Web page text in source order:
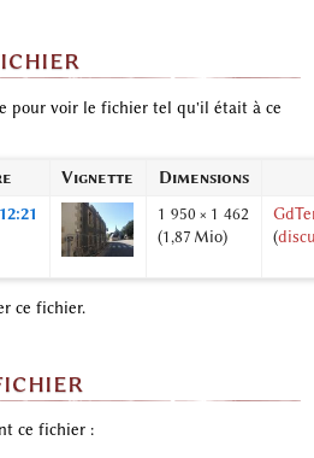
pour voir le fichier tel qu'il était à ce
Vignette
Dimensions
1 950 × 1 462
(1,87 Mio)
(
ce fichier.
ce fichier :